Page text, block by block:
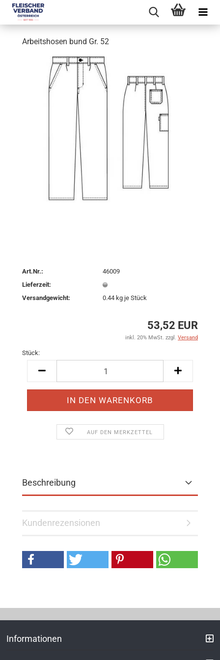
Arbeitshosen bund Gr. 52
Art.Nr.:
46009
Lieferzeit:
Versandgewicht:
0.44 kg je Stück
53,52 EUR
inkl. 20% MwSt. zzgl. Versand
Stück:
AUF DEN MERKZETTEL
Beschreibung
Kundenrezensionen
Informationen